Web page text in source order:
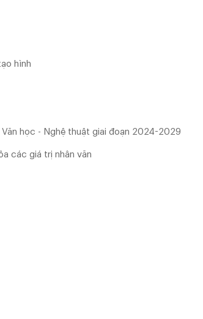
hình
học - Nghệ thuật giai đoạn 2024-2029
các giá trị nhân văn